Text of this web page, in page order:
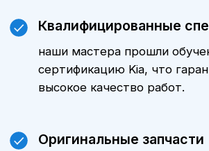
Стомость ТО Kia
обслуживания Киа зависит от
модели автомобиля, пробега и